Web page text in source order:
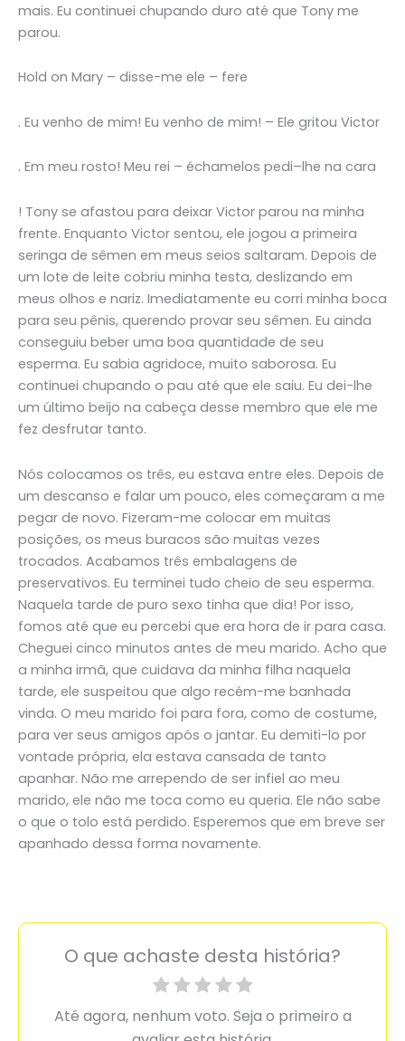
mais. Eu continuei chupando duro até que Tony me
parou.
Hold on Mary – disse-me ele – fere
. Eu venho de mim! Eu venho de mim! – Ele gritou Victor
. Em meu rosto! Meu rei – échamelos pedi–lhe na cara
! Tony se afastou para deixar Victor parou na minha
frente. Enquanto Victor sentou, ele jogou a primeira
seringa de sêmen em meus seios saltaram. Depois de
um lote de leite cobriu minha testa, deslizando em
meus olhos e nariz. Imediatamente eu corri minha boca
para seu pênis, querendo provar seu sêmen. Eu ainda
conseguiu beber uma boa quantidade de seu
esperma. Eu sabia agridoce, muito saborosa. Eu
continuei chupando o pau até que ele saiu. Eu dei-lhe
um último beijo na cabeça desse membro que ele me
fez desfrutar tanto.
Nós colocamos os três, eu estava entre eles. Depois de
um descanso e falar um pouco, eles começaram a me
pegar de novo. Fizeram-me colocar em muitas
posições, os meus buracos são muitas vezes
trocados. Acabamos três embalagens de
preservativos. Eu terminei tudo cheio de seu esperma.
Naquela tarde de puro sexo tinha que dia! Por isso,
fomos até que eu percebi que era hora de ir para casa.
Cheguei cinco minutos antes de meu marido. Acho que
a minha irmã, que cuidava da minha filha naquela
tarde, ele suspeitou que algo recém-me banhada
vinda. O meu marido foi para fora, como de costume,
para ver seus amigos após o jantar. Eu demiti-lo por
vontade própria, ela estava cansada de tanto
apanhar. Não me arrependo de ser infiel ao meu
marido, ele não me toca como eu queria. Ele não sabe
o que o tolo está perdido. Esperemos que em breve ser
apanhado dessa forma novamente.
O que achaste desta história?
Até agora, nenhum voto. Seja o primeiro a